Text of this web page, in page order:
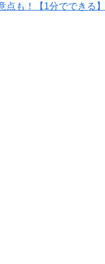
点も！【1分でできる】